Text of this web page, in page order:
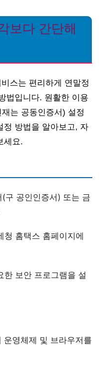
보다 간단해
스는 편리하게 연말정
법입니다. 원활한 이용
는 공동인증서) 설정
정 방법을 알아보고, 자
세요.
(구 공인인증서) 또는 금
청 홈택스 홈페이지에
한 보안 프로그램을 설
운영체제 및 브라우저를